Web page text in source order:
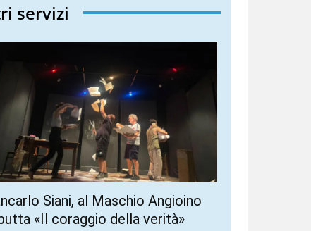
servizi
Siani, al Maschio Angioino
«Il coraggio della verità»